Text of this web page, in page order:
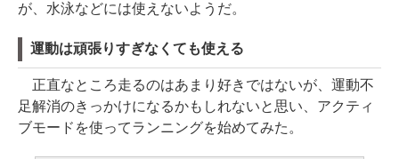
が、水泳などには使えないようだ。
運動は頑張りすぎなくても使える
正直なところ走るのはあまり好きではないが、運動不
足解消のきっかけになるかもしれないと思い、アクティ
ブモードを使ってランニングを始めてみた。